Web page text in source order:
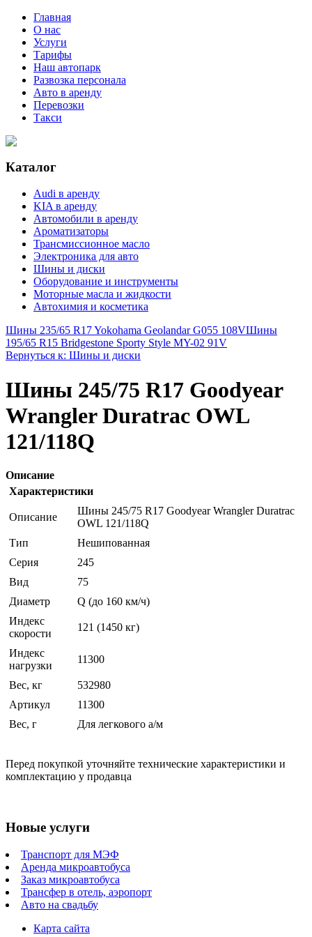
Главная
О нас
Услуги
Тарифы
Наш автопарк
Развозка персонала
Авто в аренду
Перевозки
Такси
Каталог
Audi в аренду
KIA в аренду
Автомобили в аренду
Ароматизаторы
Трансмиссионное масло
Электроника для авто
Шины и диски
Оборудование и инструменты
Моторные масла и жидкости
Автохимия и косметика
Шины 235/65 R17 Yokohama Geolandar G055 108VШины
195/65 R15 Bridgestone Sporty Style MY-02 91V
Вернуться к: Шины и диски
Шины 245/75 R17 Goodyear
Wrangler Duratrac OWL
121/118Q
Описание
Характеристики
Описание
Шины 245/75 R17 Goodyear Wrangler Duratrac
OWL 121/118Q
Тип
Нешипованная
Серия
245
Вид
75
Диаметр
Q (до 160 км/ч)
Индекс
скорости
121 (1450 кг)
Индекс
нагрузки
11300
Вес, кг
532980
Артикул
11300
Вес, г
Для легкового а/м
Перед покупкой уточняйте технические характеристики и
комплектацию у продавца
Новые услуги
Транспорт для МЭФ
Аренда микроавтобуса
Заказ микроавтобуса
Трансфер в отель, аэропорт
Авто на свадьбу
Карта сайта